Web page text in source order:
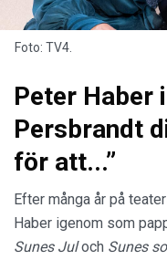
Foto: TV4.
Peter Haber
Persbrandt
för att...”
Efter många år på
Haber igenom som
Sunes Juloch Sunes